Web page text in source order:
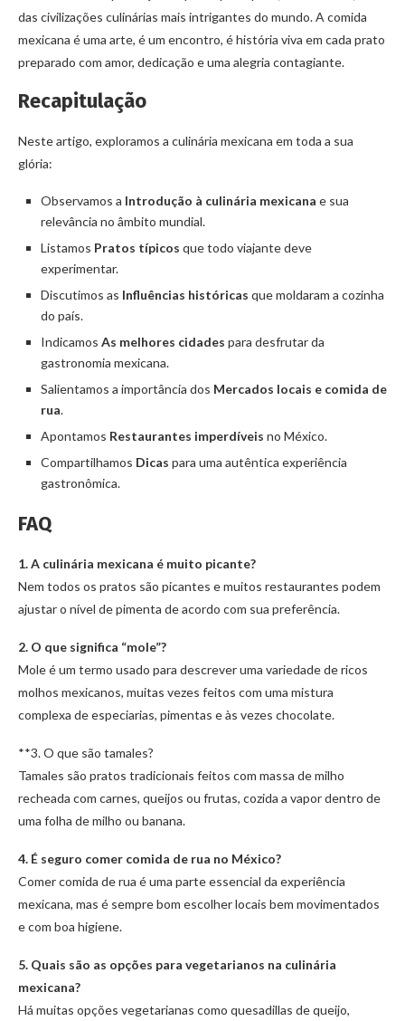
das civilizações culinárias mais intrigantes do mundo. A comida
mexicana é uma arte, é um encontro, é história viva em cada prato
preparado com amor, dedicação e uma alegria contagiante.
Recapitulação
Neste artigo, exploramos a culinária mexicana em toda a sua
glória:
Observamos a Introdução à culinária mexicana e sua
relevância no âmbito mundial.
Listamos Pratos típicos que todo viajante deve
experimentar.
Discutimos as Influências históricas que moldaram a cozinha
do país.
Indicamos As melhores cidades para desfrutar da
gastronomia mexicana.
Salientamos a importância dos Mercados locais e comida de
rua.
Apontamos Restaurantes imperdíveis no México.
Compartilhamos Dicas para uma autêntica experiência
gastronômica.
FAQ
1. A culinária mexicana é muito picante?
Nem todos os pratos são picantes e muitos restaurantes podem
ajustar o nível de pimenta de acordo com sua preferência.
2. O que significa “mole”?
Mole é um termo usado para descrever uma variedade de ricos
molhos mexicanos, muitas vezes feitos com uma mistura
complexa de especiarias, pimentas e às vezes chocolate.
**3. O que são tamales?
Tamales são pratos tradicionais feitos com massa de milho
recheada com carnes, queijos ou frutas, cozida a vapor dentro de
uma folha de milho ou banana.
4. É seguro comer comida de rua no México?
Comer comida de rua é uma parte essencial da experiência
mexicana, mas é sempre bom escolher locais bem movimentados
e com boa higiene.
5. Quais são as opções para vegetarianos na culinária
mexicana?
Há muitas opções vegetarianas como quesadillas de queijo,